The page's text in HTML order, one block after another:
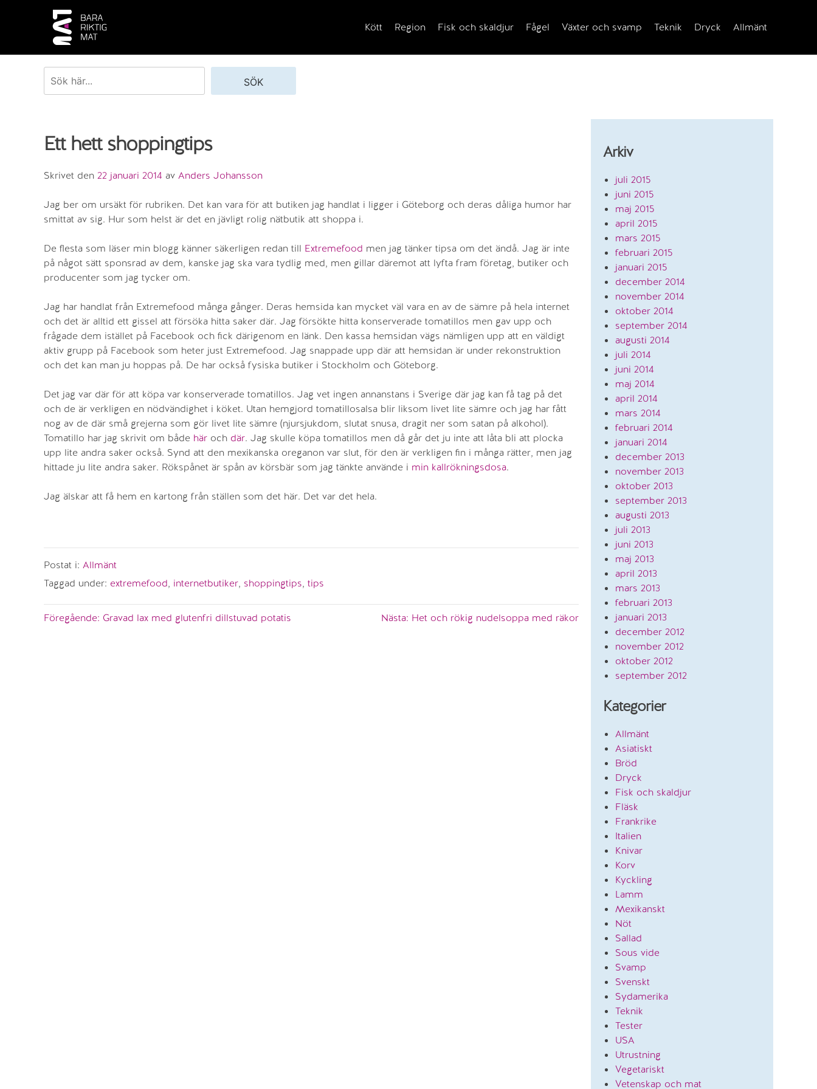
Kött Region Fisk och skaldjur Fågel Växter och svamp Teknik Dryck Allmänt
SÖK
Ett hett shoppingtips
Skrivet den 22 januari 2014 av Anders Johansson
Jag ber om ursäkt för rubriken. Det kan vara för att butiken jag handlat i ligger i Göteborg och deras dåliga humor har
smittat av sig. Hur som helst är det en jävligt rolig nätbutik att shoppa i.
De flesta som läser min blogg känner säkerligen redan till Extremefood men jag tänker tipsa om det ändå. Jag är inte
på något sätt sponsrad av dem, kanske jag ska vara tydlig med, men gillar däremot att lyfta fram företag, butiker och
producenter som jag tycker om.
Jag har handlat från Extremefood många gånger. Deras hemsida kan mycket väl vara en av de sämre på hela internet
och det är alltid ett gissel att försöka hitta saker där. Jag försökte hitta konserverade tomatillos men gav upp och
frågade dem istället på Facebook och fick därigenom en länk. Den kassa hemsidan vägs nämligen upp att en väldigt
aktiv grupp på Facebook som heter just Extremefood. Jag snappade upp där att hemsidan är under rekonstruktion
och det kan man ju hoppas på. De har också fysiska butiker i Stockholm och Göteborg.
Det jag var där för att köpa var konserverade tomatillos. Jag vet ingen annanstans i Sverige där jag kan få tag på det
och de är verkligen en nödvändighet i köket. Utan hemgjord tomatillosalsa blir liksom livet lite sämre och jag har fått
nog av de där små grejerna som gör livet lite sämre (njursjukdom, slutat snusa, dragit ner som satan på alkohol).
Tomatillo har jag skrivit om både här och där. Jag skulle köpa tomatillos men då går det ju inte att låta bli att plocka
upp lite andra saker också. Synd att den mexikanska oreganon var slut, för den är verkligen fin i många rätter, men jag
hittade ju lite andra saker. Rökspånet är spån av körsbär som jag tänkte använde i min kallrökningsdosa.
Jag älskar att få hem en kartong från ställen som det här. Det var det hela.
Postat i: Allmänt
Taggad under: extremefood, internetbutiker, shoppingtips, tips
Inläggsnavigering
Föregående: Gravad lax med glutenfri dillstuvad potatis Nästa: Het och rökig nudelsoppa med räkor
Arkiv
juli 2015
juni 2015
maj 2015
april 2015
mars 2015
februari 2015
januari 2015
december 2014
november 2014
oktober 2014
september 2014
augusti 2014
juli 2014
juni 2014
maj 2014
april 2014
mars 2014
februari 2014
januari 2014
december 2013
november 2013
oktober 2013
september 2013
augusti 2013
juli 2013
juni 2013
maj 2013
april 2013
mars 2013
februari 2013
januari 2013
december 2012
november 2012
oktober 2012
september 2012
Kategorier
Allmänt
Asiatiskt
Bröd
Dryck
Fisk och skaldjur
Fläsk
Frankrike
Italien
Knivar
Korv
Kyckling
Lamm
Mexikanskt
Nöt
Sallad
Sous vide
Svamp
Svenskt
Sydamerika
Teknik
Tester
USA
Utrustning
Vegetariskt
Vetenskap och mat